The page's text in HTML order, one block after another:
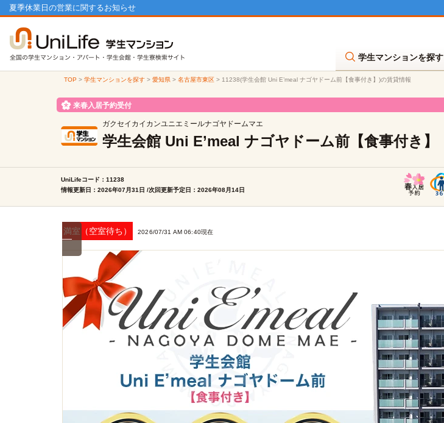
夏季休業日の営業に関するお知らせ
学生マンションを探す
TOP > 学生マンションを探す> 愛知県> 名古屋市東区> 11238(学生会館 Uni E’meal ナゴヤドーム前【食事付き】)の賃貸情報
来春入居予約受付
ガクセイカイカンユニエミールナゴヤドームマエ
学生会館 Uni E’meal ナゴヤドーム前【食事付き】
UniLifeコード：11238
情報更新日：2026年07月31日 /次回更新予定日：2026年08月14日
満室（空室待ち） 2026/07/31 AM 06:40現在